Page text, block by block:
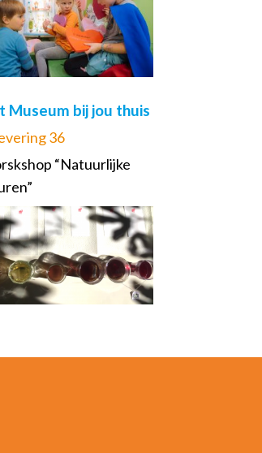
Museum bij jou thuis
36
“Natuurlijke